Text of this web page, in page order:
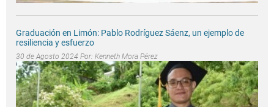
Graduación en Limón: Pablo Rodríguez Sáenz, un ejemplo de
resiliencia y esfuerzo
30 de Agosto 2024 Por: Kenneth Mora Pérez